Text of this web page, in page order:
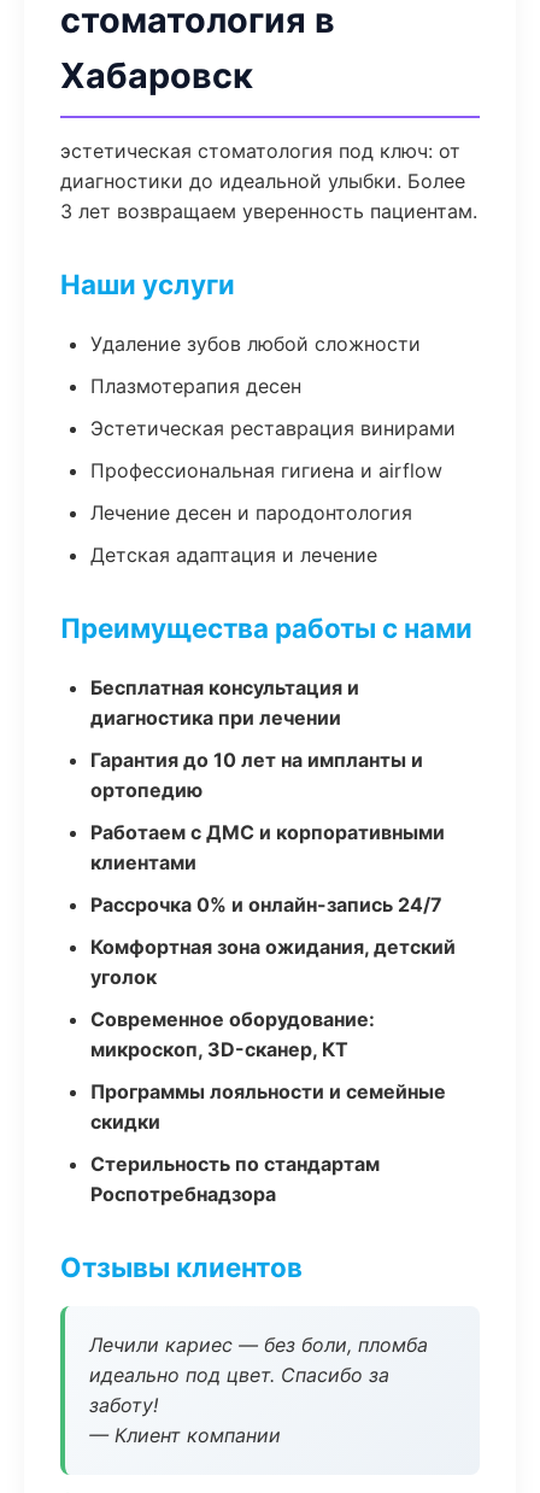
стоматология в
Хабаровск
эстетическая стоматология под ключ: от
диагностики до идеальной улыбки. Более
3 лет возвращаем уверенность пациентам.
Наши услуги
Удаление зубов любой сложности
Плазмотерапия десен
Эстетическая реставрация винирами
Профессиональная гигиена и airflow
Лечение десен и пародонтология
Детская адаптация и лечение
Преимущества работы с нами
Бесплатная консультация и
диагностика при лечении
Гарантия до 10 лет на импланты и
ортопедию
Работаем с ДМС и корпоративными
клиентами
Рассрочка 0% и онлайн-запись 24/7
Комфортная зона ожидания, детский
уголок
Современное оборудование:
микроскоп, 3D-сканер, КТ
Программы лояльности и семейные
скидки
Стерильность по стандартам
Роспотребнадзора
Отзывы клиентов
Лечили кариес — без боли, пломба
идеально под цвет. Спасибо за
заботу!
— Клиент компании